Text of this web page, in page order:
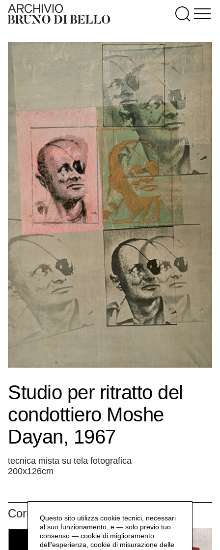
Studio per ritratto del
condottiero Moshe
Dayan, 1967
tecnica mista su tela fotografica
200x126cm
CorrelatiQuesto sito utilizza cookie tecnici, necessari
al suo funzionamento, e — solo previo tuo
consenso — cookie di miglioramento
dell'esperienza, cookie di misurazione delle